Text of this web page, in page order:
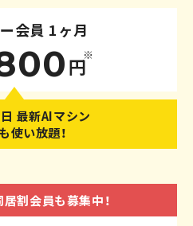
会員 1ヶ月
円※
最新AIマシン
使い放題！
割会員も募集中！